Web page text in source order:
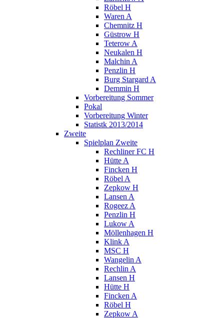
Röbel H
Waren A
Chemnitz H
Güstrow H
Teterow A
Neukalen H
Malchin A
Penzlin H
Burg Stargard A
Demmin H
Vorbereitung Sommer
Pokal
Vorbereitung Winter
Statistk 2013/2014
Zweite
Spielplan Zweite
Rechliner FC H
Hütte A
Fincken H
Röbel A
Zepkow H
Lansen A
Rogeez A
Penzlin H
Lukow A
Möllenhagen H
Klink A
MSC H
Wangelin A
Rechlin A
Lansen H
Hütte H
Fincken A
Röbel H
Zepkow A